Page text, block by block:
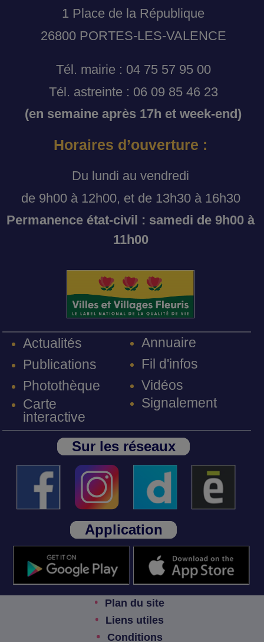
1 Place de la République
26800 PORTES-LES-VALENCE
Tél. mairie : 04 75 57 95 00
Tél. astreinte : 06 09 85 46 23
(en semaine après 17h et week-end)
Horaires d’ouverture :
Du lundi au vendredi
de 9h00 à 12h00, et de 13h30 à 16h30
Permanence état-civil : samedi de 9h00 à
11h00
Actualités
Publications
Photothèque
Carte
interactive
Annuaire
Fil d'infos
Vidéos
Signalement
Sur les réseaux
Application
Plan du site
Liens utiles
Conditions